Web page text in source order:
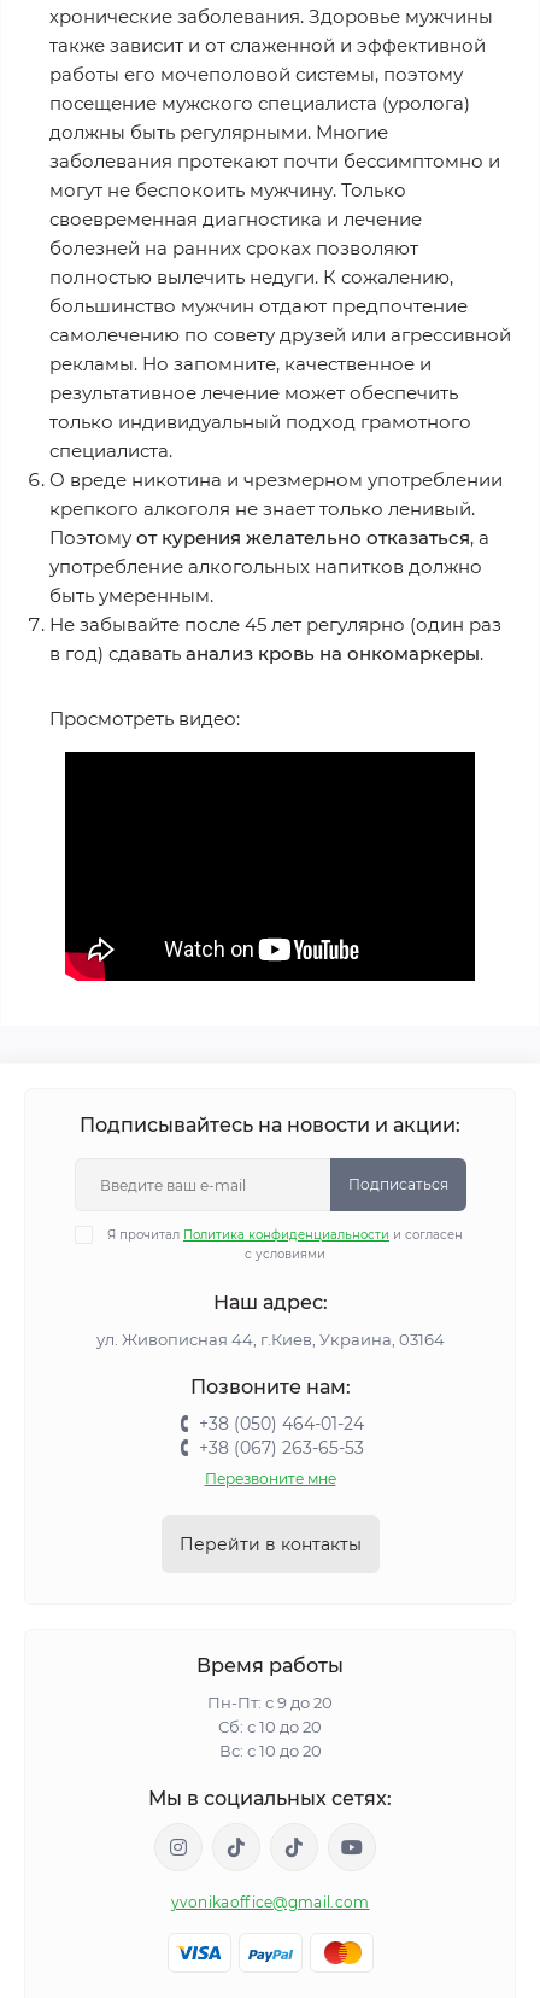
хронические заболевания. Здоровье мужчины
также зависит и от слаженной и эффективной
работы его мочеполовой системы, поэтому
посещение мужского специалиста (уролога)
должны быть регулярными. Многие
заболевания протекают почти бессимптомно и
могут не беспокоить мужчину. Только
своевременная диагностика и лечение
болезней на ранних сроках позволяют
полностью вылечить недуги. К сожалению,
большинство мужчин отдают предпочтение
самолечению по совету друзей или агрессивной
рекламы. Но запомните, качественное и
результативное лечение может обеспечить
только индивидуальный подход грамотного
специалиста.
О вреде никотина и чрезмерном употреблении
крепкого алкоголя не знает только ленивый.
Поэтому от курения желательно отказаться, а
употребление алкогольных напитков должно
быть умеренным.
Не забывайте после 45 лет регулярно (один раз
в год) сдавать анализ кровь на онкомаркеры.
Просмотреть видео:
Подписывайтесь на новости и акции:
Подписаться
Я прочитал Политика конфиденциальности и согласен
с условиями
Наш адрес:
ул. Живописная 44, г.Киев, Украина, 03164
Позвоните нам:
+38 (050) 464-01-24
+38 (067) 263-65-53
Перезвоните мне
Перейти в контакты
Время работы
Пн-Пт: с 9 до 20
Сб: с 10 до 20
Вс: с 10 до 20
Мы в социальных сетях:
yvonikaoffice@gmail.com